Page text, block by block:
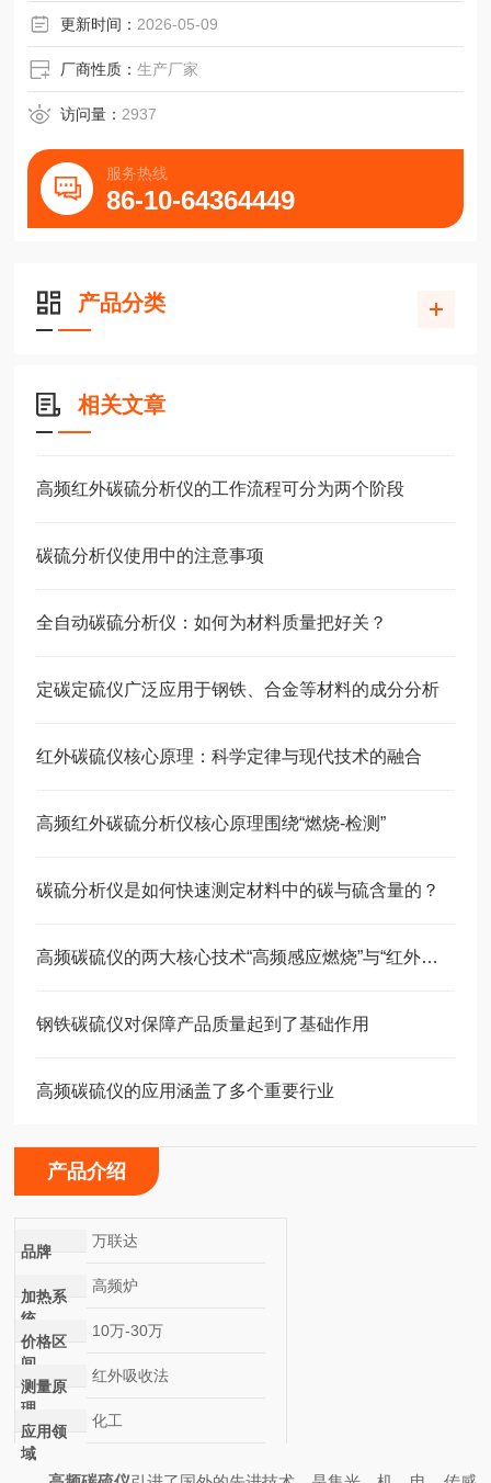
更新时间： 2026-05-09
厂商性质：生产厂家
访问量： 2937
服务热线
86-10-64364449
产品分类
相关文章
高频红外碳硫分析仪的工作流程可分为两个阶段
碳硫分析仪使用中的注意事项
全自动碳硫分析仪：如何为材料质量把好关？
定碳定硫仪广泛应用于钢铁、合金等材料的成分分析
红外碳硫仪核心原理：科学定律与现代技术的融合
高频红外碳硫分析仪核心原理围绕“燃烧-检测”
碳硫分析仪是如何快速测定材料中的碳与硫含量的？
高频碳硫仪的两大核心技术“高频感应燃烧”与“红外吸收光谱”
钢铁碳硫仪对保障产品质量起到了基础作用
高频碳硫仪的应用涵盖了多个重要行业
产品介绍
品牌
万联达
加热系
统
高频炉
价格区
间
10万-30万
测量原
理
红外吸收法
应用领
域
化工